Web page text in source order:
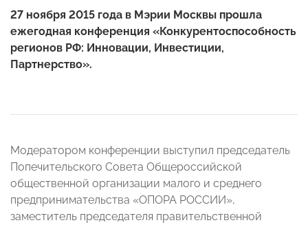
27 ноября 2015 года в Мэрии Москвы прошла
ежегодная конференция «Конкурентоспособность
регионов РФ: Инновации, Инвестиции,
Партнерство».
Модератором конференции выступил председатель
Попечительского Совета Общероссийской
общественной организации малого и среднего
предпринимательства «ОПОРА РОССИИ»,
заместитель председателя правительственной